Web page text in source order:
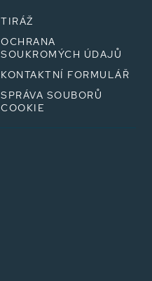
TIRÁŽ
OCHRANA
SOUKROMÝCH ÚDAJŮ
KONTAKTNÍ FORMULÁŘ
SPRÁVA SOUBORŮ
COOKIE